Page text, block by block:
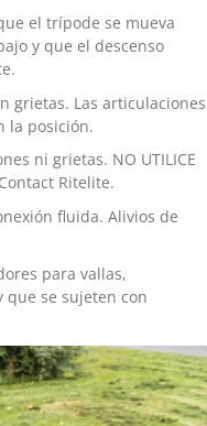
el trípode se mueva
y que el descenso
grietas. Las articulaciones
la posición.
ni grietas. NO UTILICE
Ritelite.
fluida. Alivios de
para vallas,
que se sujeten con